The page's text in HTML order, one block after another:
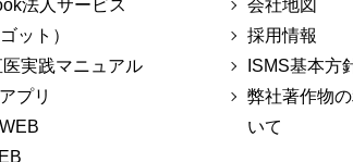
法人サービス
ット）
実践マニュアル
プリ
会社地図
採用情報
ISMS基本方
弊社著作物
いて